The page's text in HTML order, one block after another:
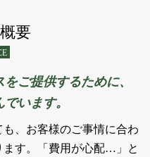
要
ご提供するために、
います。
、お客様のご事情に合わ
ます。「費用が心配…」と